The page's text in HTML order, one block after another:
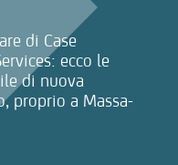
di Case
ecco le
di nuova
proprio a Massa-